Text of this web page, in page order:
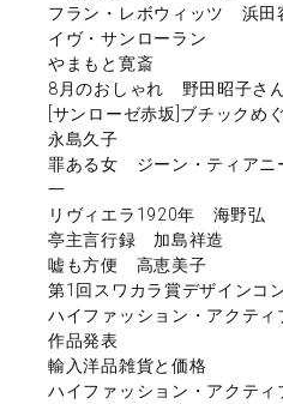
フラン・レボウィッツ 浜田
イヴ・サンローラン
やまもと寛斎
8月のおしゃれ 野田昭子さ
[サンローゼ赤坂]ブチックめ
永島久子
罪ある女 ジーン・ティア
一
リヴィエラ1920年 海野弘
亭主言行録 加島祥造
嘘も方便 高恵美子
第1回スワカラ賞デザインコ
ハイファッション・アクテ
作品発表
輸入洋品雑貨と価格
ハイファッション・アクテ